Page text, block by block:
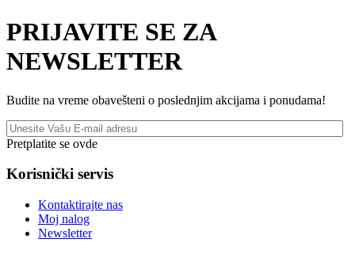
PRIJAVITE SE ZA
NEWSLETTER
Budite na vreme obavešteni o poslednjim akcijama i ponudama!
Pretplatite se ovde
Korisnički servis
Kontaktirajte nas
Moj nalog
Newsletter